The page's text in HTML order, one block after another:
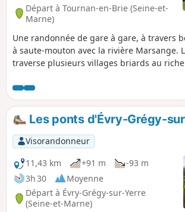
Départ à Tournan-en-Brie (Seine-et-
Marne)
Une randonnée de gare à gare, à travers
à saute-mouton avec la rivière Marsange.
traverse plusieurs villages briards au
Les ponts d'Évry-Grégy-
Visorandonneur
11,43 km
+91 m
-93 m
3h 30
Moyenne
Départ à Évry-Grégy-sur-Yerre
(Seine-et-Marne)